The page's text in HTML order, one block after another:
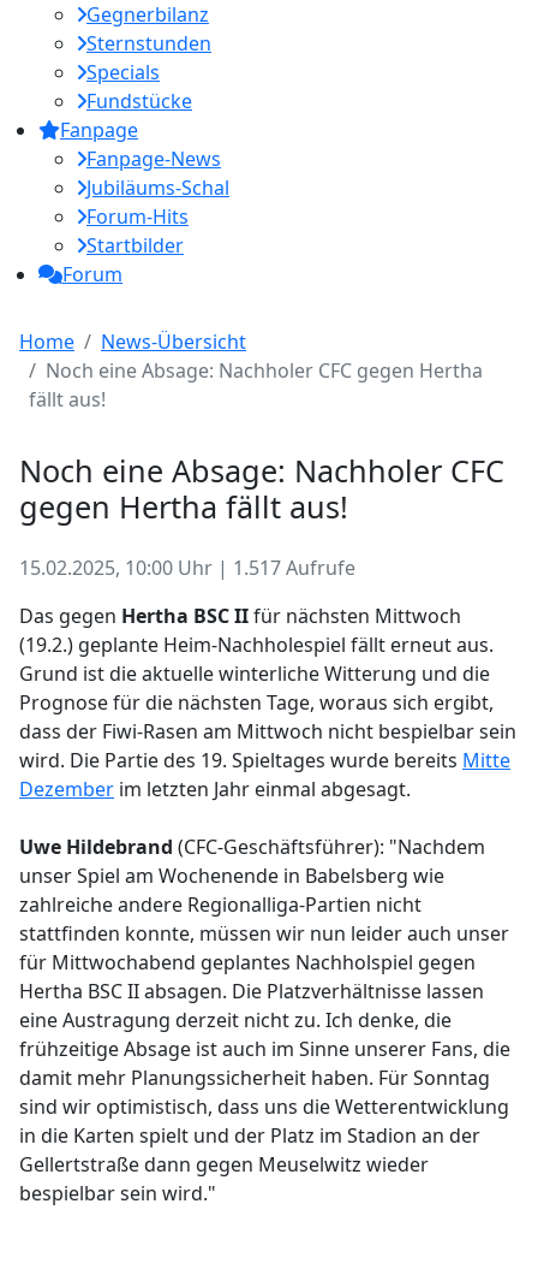
Gegnerbilanz
Sternstunden
Specials
Fundstücke
Fanpage
Fanpage-News
Jubiläums-Schal
Forum-Hits
Startbilder
Forum
Home
News-Übersicht
Noch eine Absage: Nachholer CFC gegen Hertha
fällt aus!
Noch eine Absage: Nachholer CFC
gegen Hertha fällt aus!
15.02.2025, 10:00 Uhr | 1.517 Aufrufe
Das gegen Hertha BSC IIfür nächsten Mittwoch
(19.2.) geplante Heim-Nachholespiel fällt erneut aus.
Grund ist die aktuelle winterliche Witterung und die
Prognose für die nächsten Tage, woraus sich ergibt,
dass der Fiwi-Rasen am Mittwoch nicht bespielbar sein
wird. Die Partie des 19. Spieltages wurde bereits Mitte
Dezember im letzten Jahr einmal abgesagt.
Uwe Hildebrand (CFC-Geschäftsführer): "Nachdem
unser Spiel am Wochenende in Babelsberg wie
zahlreiche andere Regionalliga-Partien nicht
stattfinden konnte, müssen wir nun leider auch unser
für Mittwochabend geplantes Nachholspiel gegen
Hertha BSC II absagen. Die Platzverhältnisse lassen
eine Austragung derzeit nicht zu. Ich denke, die
frühzeitige Absage ist auch im Sinne unserer Fans, die
damit mehr Planungssicherheit haben. Für Sonntag
sind wir optimistisch, dass uns die Wetterentwicklung
in die Karten spielt und der Platz im Stadion an der
Gellertstraße dann gegen Meuselwitz wieder
bespielbar sein wird."